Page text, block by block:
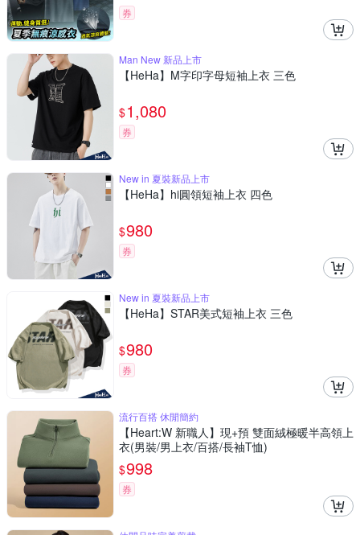
券
Man New 新品上市
【HeHa】M字印字母短袖上衣 三色
$1,080
券
New in 夏裝新品上市
【HeHa】hi圓領短袖上衣 四色
$980
券
New in 夏裝新品上市
【HeHa】STAR美式短袖上衣 三色
$980
券
流行百搭 休閒簡約
【Heart:W 新職人】現+預 雙面絨極暖半高領上
衣(男裝/男上衣/百搭/長袖T恤)
$998
券